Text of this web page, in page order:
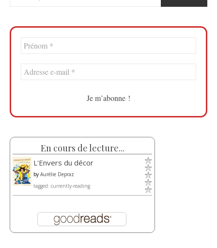
En cours de lecture...
L'Envers du décor
by Aurélie Depraz
tagged: currently-reading